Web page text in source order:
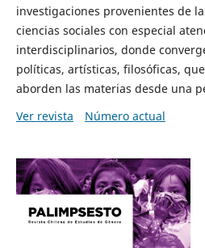
investigaciones provenientes de
ciencias sociales con especial
interdisciplinarios, donde
políticas, artísticas, filosóficas,
aborden las materias desde una
Ver revista
Número actual